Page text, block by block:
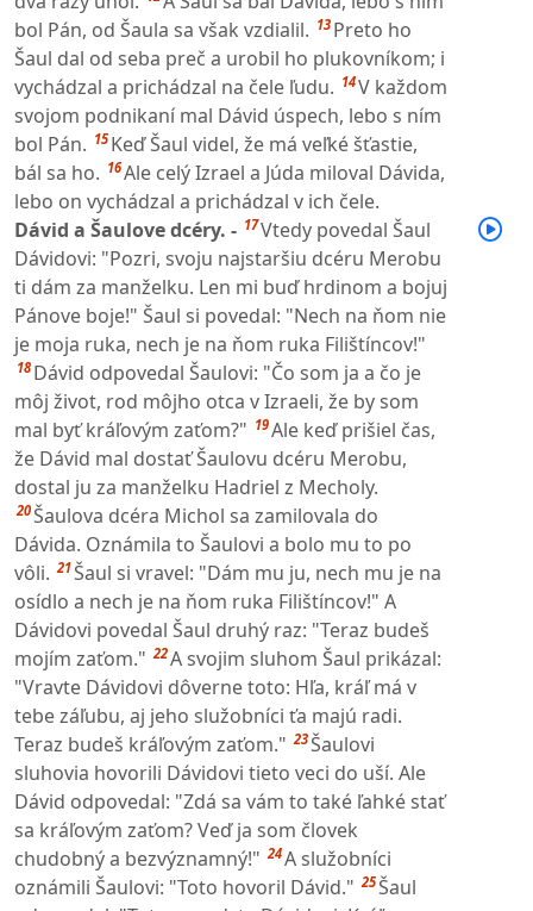
bol Pán, od Šaula sa však vzdialil. 13 Preto ho
Šaul dal od seba preč a urobil ho plukovníkom; i
vychádzal a prichádzal na čele ľudu. 14V každom
svojom podnikaní mal Dávid úspech, lebo s ním
bol Pán. 15 Keď Šaul videl, že má veľké šťastie,
bál sa ho. 16Ale celý Izrael a Júda miloval Dávida,
lebo on vychádzal a prichádzal v ich čele.
Dávid a Šaulove dcéry. - 17Vtedy povedal Šaul
Dávidovi: "Pozri, svoju najstaršiu dcéru Merobu
ti dám za manželku. Len mi buď hrdinom a bojuj
Pánove boje!" Šaul si povedal: "Nech na ňom nie
je moja ruka, nech je na ňom ruka Filištíncov!"
18 Dávid odpovedal Šaulovi: "Čo som ja a čo je
môj život, rod môjho otca v Izraeli, že by som
mal byť kráľovým zaťom?" 19Ale keď prišiel čas,
že Dávid mal dostať Šaulovu dcéru Merobu,
dostal ju za manželku Hadriel z Mecholy.
20Šaulova dcéra Michol sa zamilovala do
Dávida. Oznámila to Šaulovi a bolo mu to po
vôli. 21Šaul si vravel: "Dám mu ju, nech mu je na
osídlo a nech je na ňom ruka Filištíncov!" A
Dávidovi povedal Šaul druhý raz: "Teraz budeš
mojím zaťom." 22A svojim sluhom Šaul prikázal:
"Vravte Dávidovi dôverne toto: Hľa, kráľ má v
tebe záľubu, aj jeho služobníci ťa majú radi.
Teraz budeš kráľovým zaťom." 23Šaulovi
sluhovia hovorili Dávidovi tieto veci do uší. Ale
Dávid odpovedal: "Zdá sa vám to také ľahké stať
sa kráľovým zaťom? Veď ja som človek
chudobný a bezvýznamný!" 24A služobníci
oznámili Šaulovi: "Toto hovoril Dávid." 25Šaul